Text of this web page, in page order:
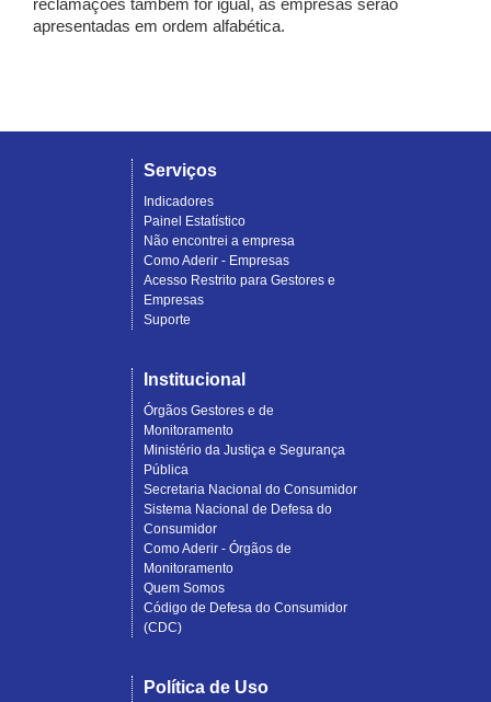
reclamações também for igual, as empresas serão
apresentadas em ordem alfabética.
Serviços
Indicadores
Painel Estatístico
Não encontrei a empresa
Como Aderir - Empresas
Acesso Restrito para Gestores e
Empresas
Suporte
Institucional
Órgãos Gestores e de
Monitoramento
Ministério da Justiça e Segurança
Pública
Secretaria Nacional do Consumidor
Sistema Nacional de Defesa do
Consumidor
Como Aderir - Órgãos de
Monitoramento
Quem Somos
Código de Defesa do Consumidor
(CDC)
Política de Uso